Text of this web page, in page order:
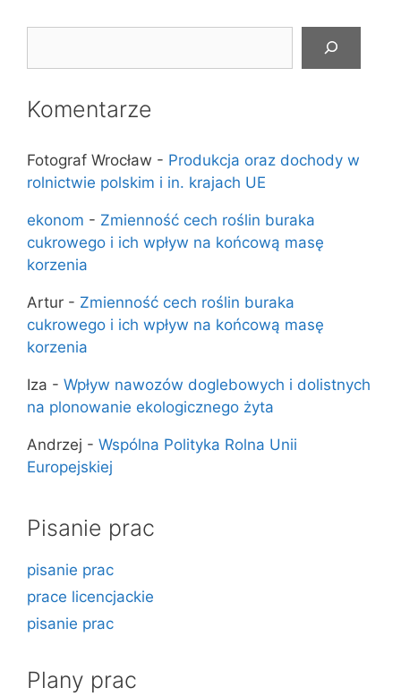
Komentarze
Fotograf Wrocław - Produkcja oraz dochody w
rolnictwie polskim i in. krajach UE
ekonom - Zmienność cech roślin buraka
cukrowego i ich wpływ na końcową masę
korzenia
Artur - Zmienność cech roślin buraka
cukrowego i ich wpływ na końcową masę
korzenia
Iza - Wpływ nawozów doglebowych i dolistnych
na plonowanie ekologicznego żyta
Andrzej - Wspólna Polityka Rolna Unii
Europejskiej
Pisanie prac
pisanie prac
prace licencjackie
pisanie prac
Plany prac